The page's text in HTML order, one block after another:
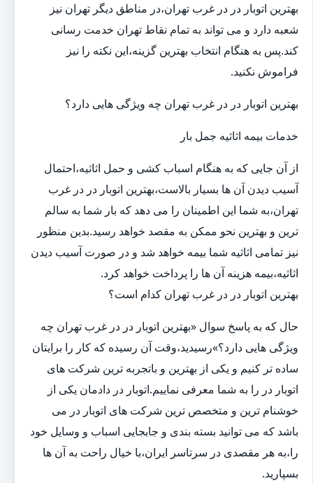
بهترین اتوبار در در غرب تهران،در مناطق دیگر تهران نیز
شعبه دارد و می تواند به تمام نقاط تهران خدمت رسانی
کند.پس به هنگام انتخاب بهترین گزینه،این نکته را نیز
فراموش نکنید.
بهترین اتوبار در در غرب تهران چه ویژگی هایی دارد؟
خدمات بیمه اثاثیه جمل بار
از آن جایی که به هنگام اسباب کشی و حمل اثاثیه،احتمال
آسیب دیدن آن ها بسیار بالاست،بهترین اتوبار در در غرب
تهران،به شما این اطمینان را می دهد که بار شما به سالم
ترین و بهترین نحو ممکن به مقصد خواهد رسید.بدین منظور
نیز تمامی اثاثیه شما بیمه خواهد شد و در صورت آسیب دیدن
اثاثیه،بیمه هزینه آن ها را پرداخت خواهد کرد.
بهترین اتوبار در در غرب تهران کدام است؟
حال که به پاسخ سوال «بهترین اتوبار در در غرب تهران چه
ویژگی هایی دارد؟»رسیدید،وقت آن رسیده که کار را برایتان
ساده تر کنیم و یکی از بهترین و باتجربه ترین شرکت های
اتوبار در را به شما معرفی نماییم.اتوبار در دادمان یکی از
خوشنام ترین و متخصص ترین شرکت های اتوبار در می
باشد که می توانید بسته بندی و جابجایی اسباب و وسایل خود
را،به هر مقصدی در سرتاسر ایران،با خیال راحت به آن ها
بسپارید.